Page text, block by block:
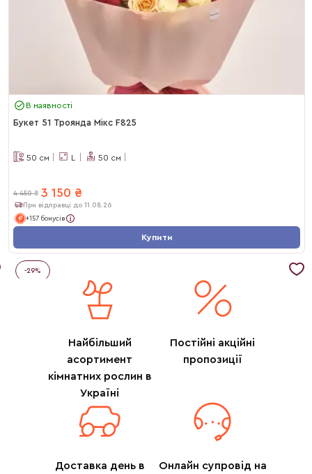
В наявності
Букет 51 Троянда Мікс F825
50 см L 50 см
4 450 ₴ 3 150 ₴
При відправці до 11.08.26
+157 бонусів
Купити
-29%
Найбільший
асортимент
кімнатних рослин в
Україні
Постійні акційні
пропозиції
Доставка день в
Онлайн супровід на